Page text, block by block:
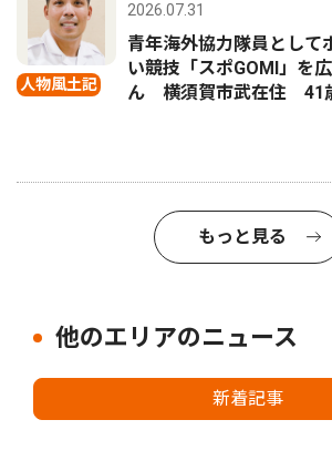
人物風土記
2026.07.31
青年海外協力隊員として
い競技「スポGOMI」を
ん 横須賀市武在住 41
もっと見る
他のエリアのニュース
新着記事